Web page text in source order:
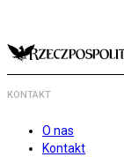
KONTAKT
O nas
Kontakt